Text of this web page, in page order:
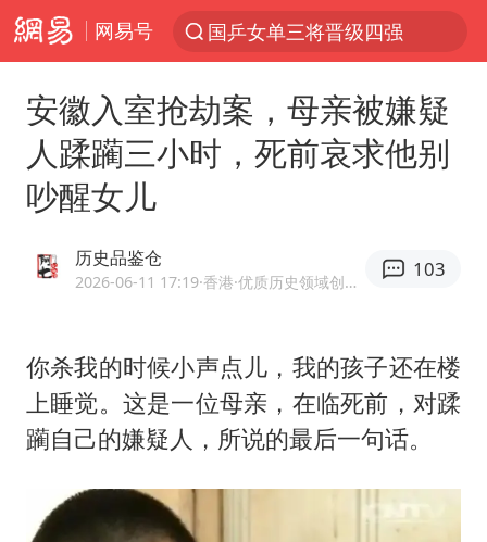
网易号
国乒女单三将晋级四强
微信又有新功能，你可以“撤回”你的撤回了！
情侣在平潭拍日出时坠崖致一死一伤
宇树王兴兴被问了360多个问题
全民健身事业高质量发展
台当局重金为“台独”织“皇帝新衣”
安徽入室抢劫案，母亲被嫌疑
人蹂躏三小时，死前哀求他别
吵醒女儿
历史品鉴仓
2026-06-11 17:19·香港 ·优质历史领域创作者
103
你杀我的时候小声点儿，我的孩子还在楼
上睡觉。这是一位母亲，在临死前，对蹂
躏自己的嫌疑人，所说的最后一句话。